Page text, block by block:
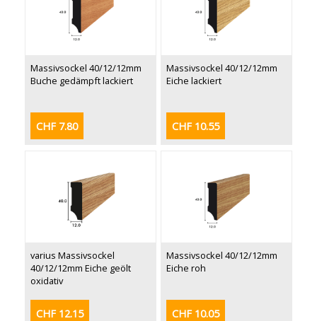
Massivsockel 40/12/12mm
Buche gedämpft lackiert
CHF 7.80
Massivsockel 40/12/12mm
Eiche lackiert
CHF 10.55
varius Massivsockel
40/12/12mm Eiche geölt
oxidativ
CHF 12.15
Massivsockel 40/12/12mm
Eiche roh
CHF 10.05